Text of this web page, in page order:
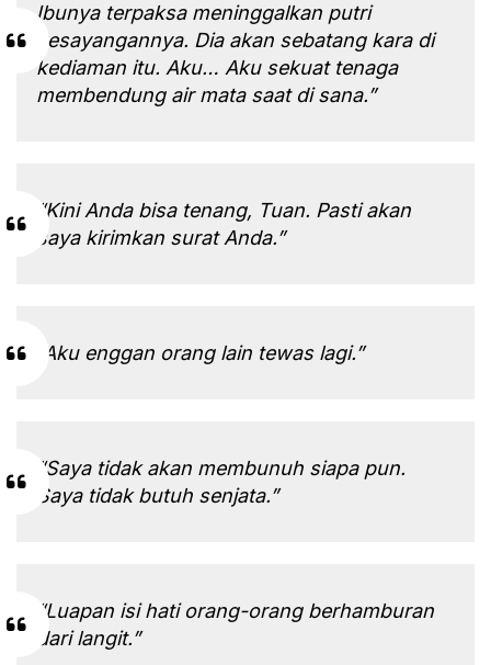
Ibunya terpaksa meninggalkan putri
kesayangannya. Dia akan sebatang kara di
kediaman itu. Aku… Aku sekuat tenaga
membendung air mata saat di sana.”
“Kini Anda bisa tenang, Tuan. Pasti akan
saya kirimkan surat Anda.”
“Aku enggan orang lain tewas lagi.”
“Saya tidak akan membunuh siapa pun.
Saya tidak butuh senjata.”
“Luapan isi hati orang-orang berhamburan
dari langit.”